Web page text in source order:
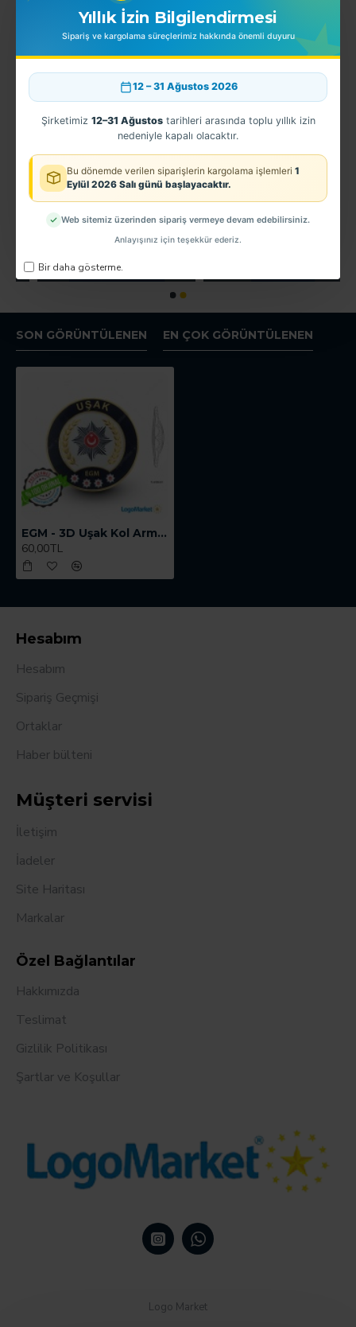
Yıllık İzin Bilgilendirmesi
Sipariş ve kargolama süreçlerimiz hakkında önemli duyuru
12 – 31 Ağustos 2026
Şirketimiz 12–31 Ağustostarihleri arasında toplu yıllık izin
nedeniyle kapalı olacaktır.
Bu dönemde verilen siparişlerin kargolama işlemleri 1
Eylül 2026 Salı günü başlayacaktır.
Web sitemiz üzerinden sipariş vermeye devam edebilirsiniz.
Anlayışınız için teşekkür ederiz.
Bir daha gösterme.
BENZER ÜRÜNLER
EGM - 3D Çanakkale Kol Arması - TPU ARMA
Urfa Spor Arması
0,00TL
SON GÖRÜNTÜLENEN EN ÇOK GÖRÜNTÜLENEN
EGM - 3D Uşak Kol Arması
60,00TL
Hesabım
Hesabım
Sipariş Geçmişi
Ortaklar
Haber bülteni
Müşteri servisi
İletişim
İadeler
Site Haritası
Markalar
Özel Bağlantılar
Hakkımızda
Teslimat
Gizlilik Politikası
Şartlar ve Koşullar
Logo Market